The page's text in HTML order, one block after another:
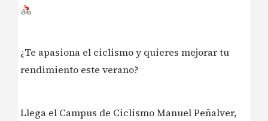
¿Te apasiona el ciclismo y quieres mejorar tu
rendimiento este verano?
Llega el Campus de Ciclismo Manuel Peñalver,